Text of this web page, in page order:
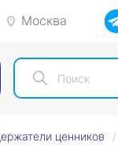
Москва
ценников